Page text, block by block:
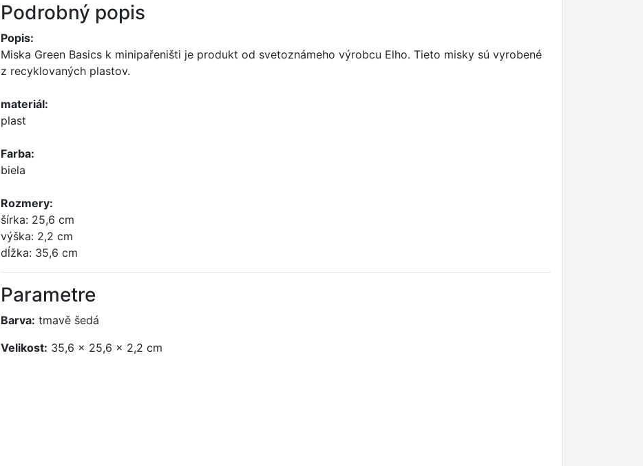
Podrobný popis
Popis:
Miska Green Basics k minipařeništi je produkt od svetoznámeho výrobcu Elho. Tieto misky sú vyrobené
z recyklovaných plastov.
materiál:
plast
Farba:
biela
Rozmery:
šírka: 25,6 cm
výška: 2,2 cm
dĺžka: 35,6 cm
Parametre
Barva: tmavě šedá
Velikost: 35,6 x 25,6 x 2,2 cm